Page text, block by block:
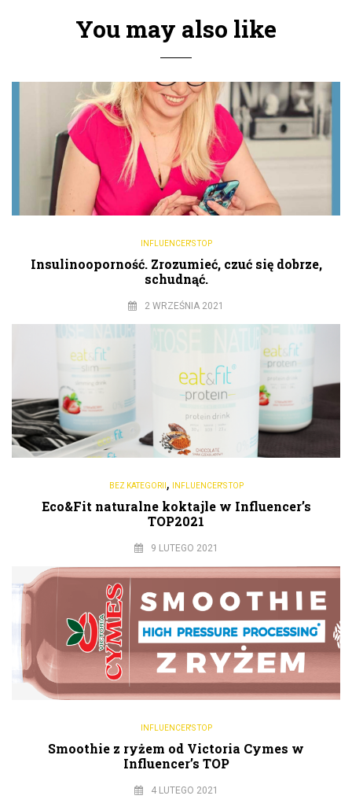
You may also like
INFLUENCER'S TOP
Insulinooporność. Zrozumieć, czuć się dobrze,
schudnąć.
2 WRZEŚNIA 2021
BEZ KATEGORII , INFLUENCER'S TOP
Eco&Fit naturalne koktajle w Influencer’s
TOP2021
9 LUTEGO 2021
INFLUENCER'S TOP
Smoothie z ryżem od Victoria Cymes w
Influencer’s TOP
4 LUTEGO 2021